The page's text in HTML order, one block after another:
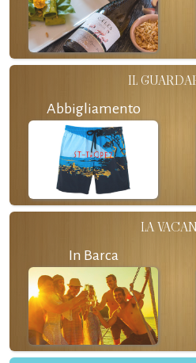
IL
Abbigliamento
LA
In Barca